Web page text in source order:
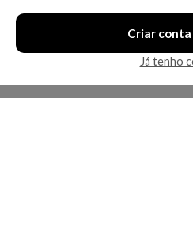
Criar
Já tenho